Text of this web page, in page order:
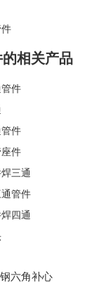
相关产品
件
件
件
三通
管件
四通
六角补心